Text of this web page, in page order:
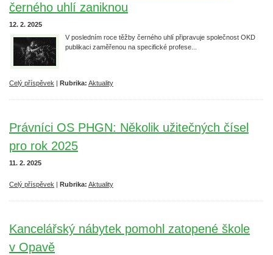
černého uhlí zaniknou
12. 2. 2025
V posledním roce těžby černého uhlí připravuje společnost OKD
publikaci zaměřenou na specifické profese...
Celý příspěvek | Rubrika: Aktuality
Právníci OS PHGN: Několik užitečných čísel
pro rok 2025
11. 2. 2025
Celý příspěvek | Rubrika: Aktuality
Kancelářský nábytek pomohl zatopené škole
v Opavě